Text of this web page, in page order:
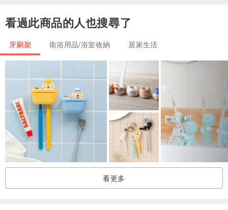
看過此商品的人也搜尋了
牙刷架 衛浴用品/浴室收納 居家生活
看更多